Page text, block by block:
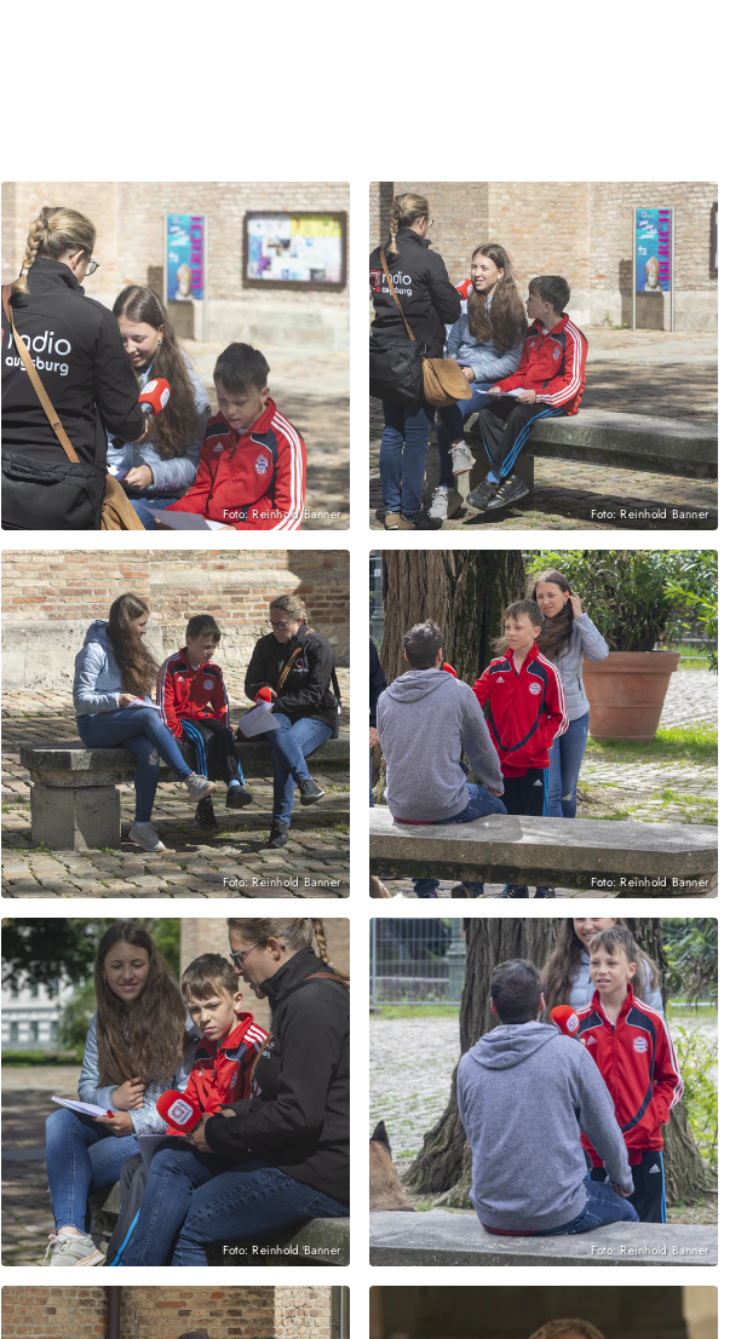
Foto: Reinhold Banner Foto: Reinhold Banner
Foto: Reinhold Banner Foto: Reinhold Banner
Foto: Reinhold Banner Foto: Reinhold Banner